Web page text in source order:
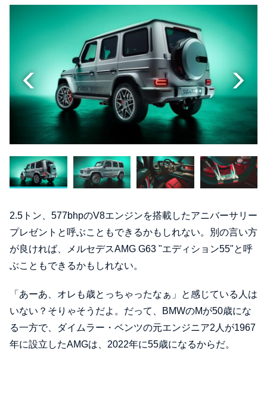
2.5トン、577bhpのV8エンジンを搭載したアニバーサリー
プレゼントと呼ぶこともできるかもしれない。別の言い方
が良ければ、メルセデスAMG G63 "エディション55"と呼
ぶこともできるかもしれない。
「あーあ、オレも歳とっちゃったなぁ」と感じている人は
いない？そりゃそうだよ。だって、BMWのMが50歳にな
る一方で、ダイムラー・ベンツの元エンジニア2人が1967
年に設立したAMGは、2022年に55歳になるからだ。